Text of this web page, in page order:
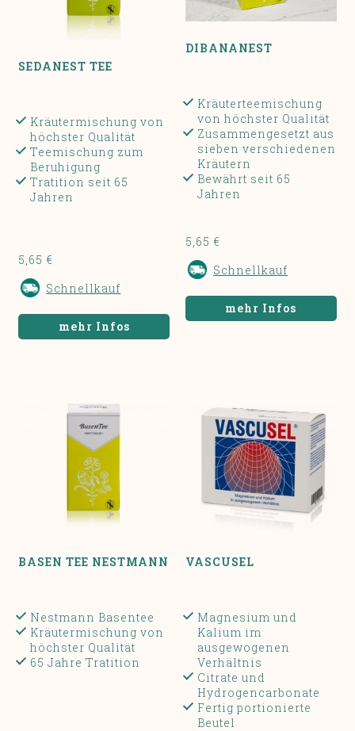
SEDANEST TEE
Kräutermischung von
höchster Qualität
Teemischung zum
Beruhigung
Tratition seit 65
Jahren
5,65 €
Schnellkauf
mehr Infos
DIBANANEST
Kräuterteemischung
von höchster Qualität
Zusammengesetzt aus
sieben verschiedenen
Kräutern
Bewährt seit 65
Jahren
5,65 €
Schnellkauf
mehr Infos
BASEN TEE NESTMANN
Nestmann Basentee
Kräutermischung von
höchster Qualität
65 Jahre Tratition
VASCUSEL
Magnesium und
Kalium im
ausgewogenen
Verhältnis
Citrate und
Hydrogencarbonate
Fertig portionierte
Beutel